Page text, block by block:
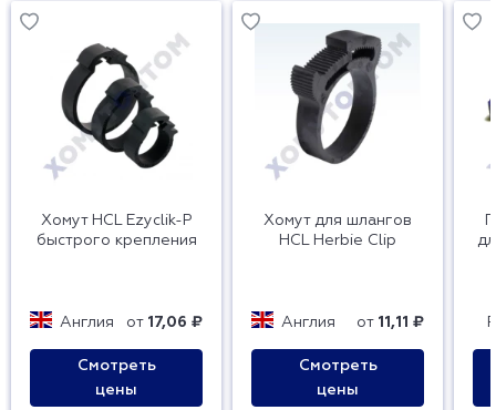
Хомут HCL Ezyclik-P
быстрого крепления
Англия от 17,06 ₽
Смотреть
цены
Хомут для шлангов
HCL Herbie Clip
Англия от 11,11 ₽
Смотреть
цены